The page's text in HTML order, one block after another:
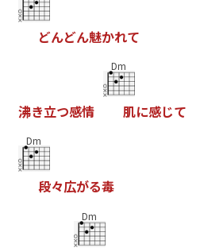
どんどん魅かれて
沸き立つ感情
Dm
肌に感じて
Dm
段々広がる毒
Dm